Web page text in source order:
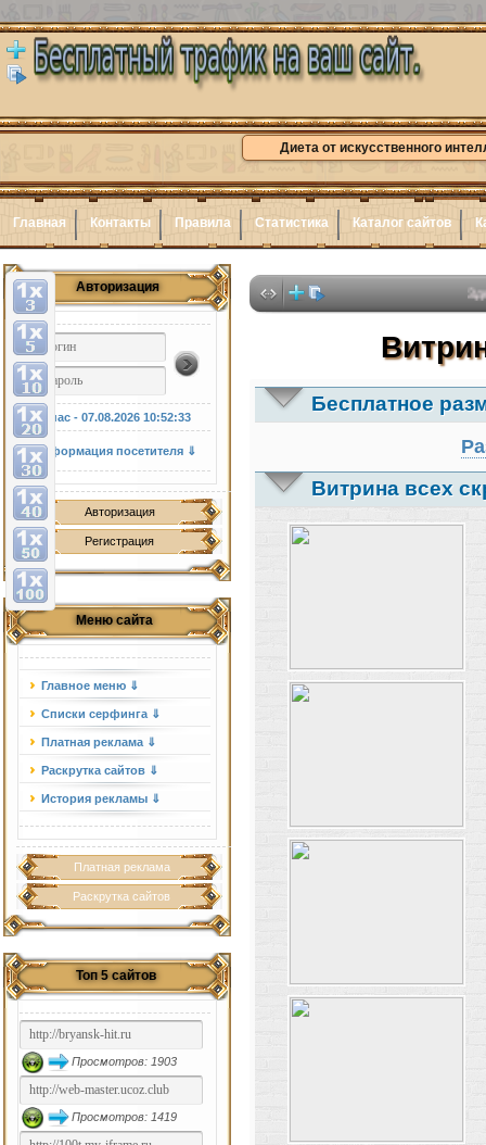
Диета от искусственного
Главная Контакты Правила Статистика Каталог сайтов
Авторизация
У нас - 07.08.202610:52:34
Информация посетителя ⇓
Авторизация
Регистрация
Меню сайта
Главное меню ⇓
Списки серфинга ⇓
Платная реклама ⇓
Раскрутка сайтов ⇓
История рекламы ⇓
Платная реклама
Раскрутка сайтов
Топ 5 сайтов
Просмотров: 1903
Просмотров: 1419
Здесь
Бесплатное
Витрина всех